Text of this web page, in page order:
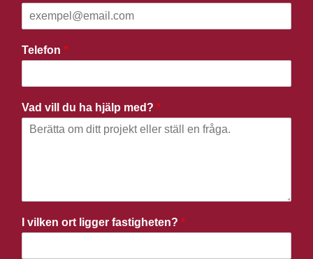
Telefon *
Vad vill du ha hjälp med? *
I vilken ort ligger fastigheten? *